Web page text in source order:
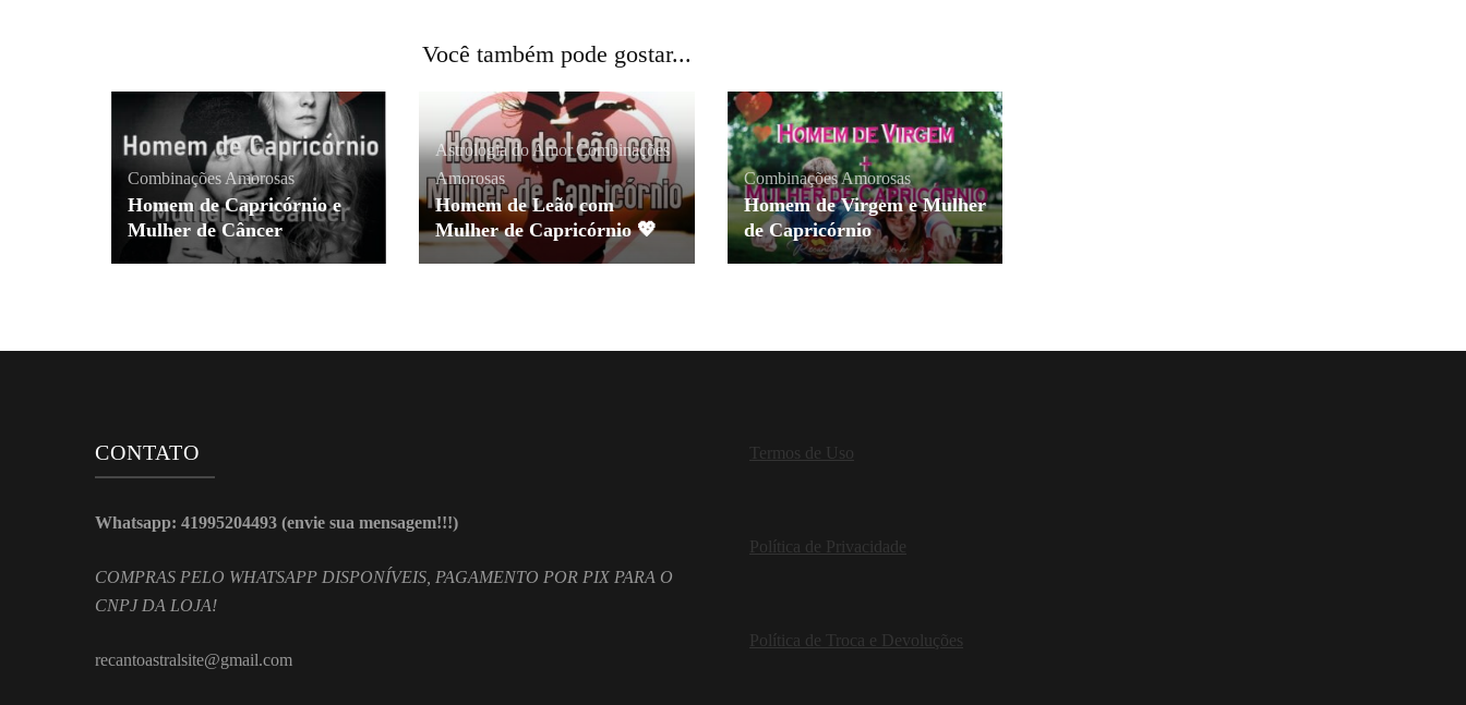
Você também pode gostar...
Combinações Amorosas
Homem de Capricórnio e
Mulher de Câncer
Astrologia do Amor,Combinações
Amorosas
Homem de Leão com
Mulher de Capricórnio 💖
Combinações Amorosas
Homem de Virgem e Mulher
de Capricórnio
CONTATO
Whatsapp: 41995204493 (envie sua mensagem!!!)
COMPRAS PELO WHATSAPP DISPONÍVEIS, PAGAMENTO POR PIX PARA O
CNPJ DA LOJA!
recantoastralsite@gmail.com
Termos de Uso
Política de Privacidade
Política de Troca e Devoluções